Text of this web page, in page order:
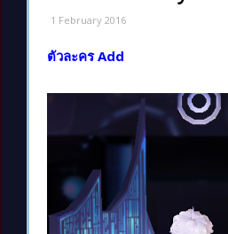
1 February 2016
ตัวละคร Add